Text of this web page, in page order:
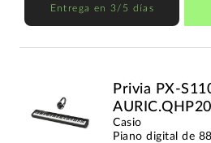
Entrega en 3/5 días
Privia PX-
Casio
Piano digital de